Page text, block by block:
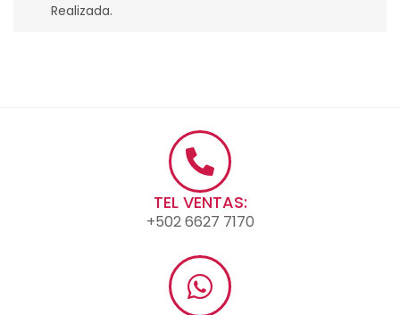
Realizada.
TEL VENTAS:
+502 6627 7170